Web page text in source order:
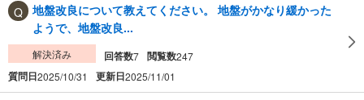
地盤改良について教えてください。 地盤がかなり緩かった
ようで、地盤改良...
解決済み 回答数7 閲覧数247
質問日2025/10/31 更新日2025/11/01